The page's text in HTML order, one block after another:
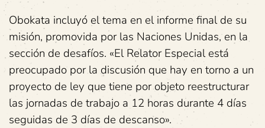
Obokata incluyó el tema en el informe final de su
misión, promovida por las Naciones Unidas, en la
sección de desafíos. «El Relator Especial está
preocupado por la discusión que hay en torno a un
proyecto de ley que tiene por objeto reestructurar
las jornadas de trabajo a 12 horas durante 4 días
seguidas de 3 días de descanso».